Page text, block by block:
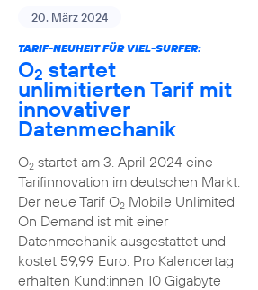
20. März 2024
TARIF-NEUHEIT FÜR VIEL-SURFER:
O2 startet
unlimitierten Tarif mit
innovativer
Datenmechanik
O2startet am 3. April 2024 eine
Tarifinnovation im deutschen Markt:
Der neue Tarif O2Mobile Unlimited
On Demand ist mit einer
Datenmechanik ausgestattet und
kostet 59,99 Euro. Pro Kalendertag
erhalten Kund:innen 10 Gigabyte